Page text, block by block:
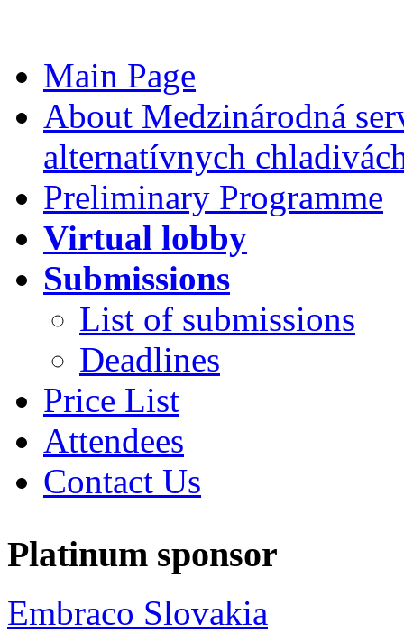
Main Page
About Medzinárodná
alternatívnych
Preliminary Programme
Virtual lobby
Submissions
List of submissions
Deadlines
Price List
Attendees
Contact Us
Platinum sponsor
Embraco Slovakia